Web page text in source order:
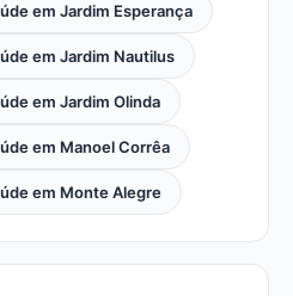
em Jardim Esperança
em Jardim Nautilus
em Jardim Olinda
em Manoel Corrêa
em Monte Alegre